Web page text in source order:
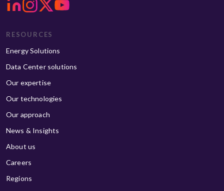
RESOURCES
Energy Solutions
Data Center solutions
Our expertise
Our technologies
Our approach
News & Insights
About us
Careers
Regions